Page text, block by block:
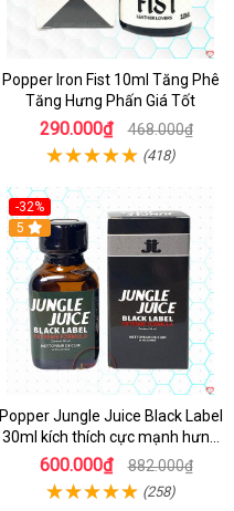
Popper Iron Fist 10ml Tăng Phê
Tăng Hưng Phấn Giá Tốt
290.000₫ 468.000₫
(418)
-32%
5
Popper Jungle Juice Black Label
30ml kích thích cực mạnh hưng
phấn
600.000₫ 882.000₫
(258)